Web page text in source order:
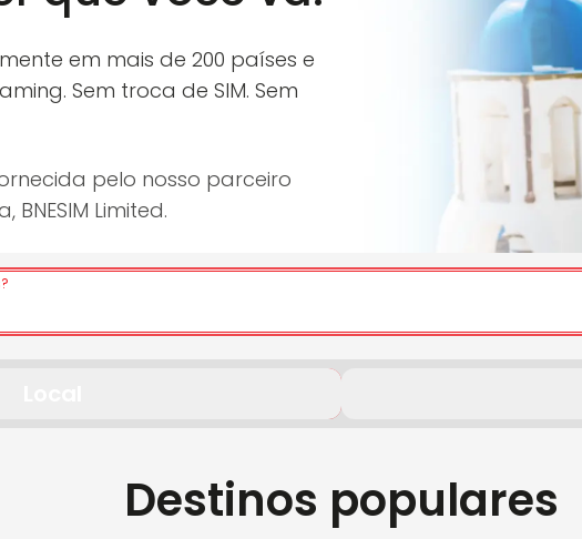
em mais de 200 países e
Sem troca de SIM. Sem
pelo nosso parceiro
Limited.
Destinos populares